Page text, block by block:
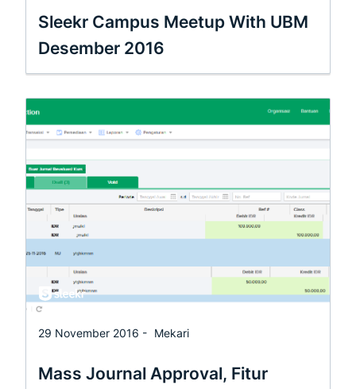
Sleekr Campus Meetup With UBM
Desember 2016
29 November 2016 - Mekari
Mass Journal Approval, Fitur